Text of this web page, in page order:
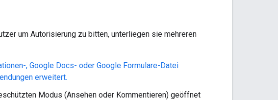
um Autorisierung zu bitten, unterliegen sie mehreren
, Google Docs- oder Google Formulare-Datei
erweitert.
Modus (Ansehen oder Kommentieren) geöffnet